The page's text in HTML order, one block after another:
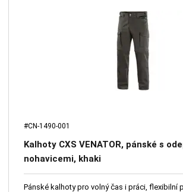
#CN-1490-001
Kalhoty CXS VENATOR, pánské s
nohavicemi, khaki
Pánské kalhoty pro volný čas i práci, flexibilní